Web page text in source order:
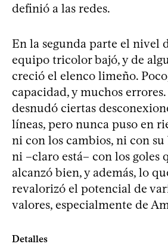
definió a las redes.
En la segunda parte el nivel
equipo tricolor bajó, y de
creció el elenco limeño.
capacidad, y muchos
desnudó ciertas
líneas, pero nunca puso en
ni con los cambios, ni con
ni –claro está– con los goles
alcanzó bien, y además, lo
revalorizó el potencial de
valores, especialmente de
Detalles